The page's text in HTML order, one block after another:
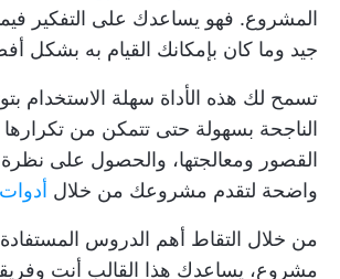
المشروع. فهو يساعدك على التفكير
جيد وما كان بإمكانك القيام به بشكل
تسمح لك هذه الأداة سهلة الاستخدام
الناجحة بسهولة حتى تتمكن من تكرارها
القصور ومعالجتها، والحصول على
واضحة لتقدم مشروعك من خلال أدوات
من خلال التقاط أهم الدروس
مشروع، يساعدك هذا القالب أنت